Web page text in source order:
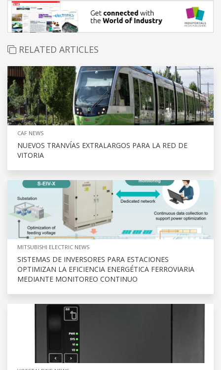
RELATED ARTICLES
CAF NEWS
NUEVOS TRANVÍAS EXTRALARGOS PARA LA RED DE
VITORIA
MITSUBISHI ELECTRIC NEWS
SISTEMAS DE INVERSORES PARA ESTACIONES
OPTIMIZAN LA EFICIENCIA ENERGÉTICA FERROVIARIA
MEDIANTE MONITOREO CONTINUO